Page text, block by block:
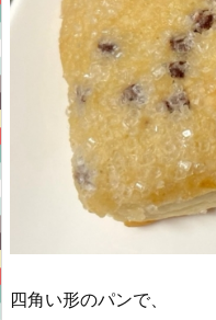
四角い形のパンで、